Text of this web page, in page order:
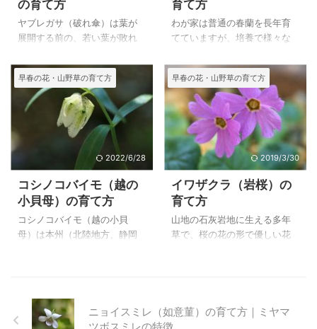
を長いこと楽しんでいます。
上のムスカリは、自宅で２０
１７年４月１３日に撮影した
育て方 ムスカリ ２００７年
４月７日 撮影 栽培品 和
名 ム ...
て自生している範囲の広い、
アオノツガザクラは月山と草
津芳ヶ平湿原で写しています
かの山でも見たような思いも
あり懐かしい花です。 また、
草津芳ヶ平湿原ではツガザク
ラも写していま ...
の育て方
ヤブレガサ（破れ傘）は葉が
展開する前の、若い葉が敗れ
を鑑賞することが多いようで
す。 自生地は雑木林の斜面の
ようなところなので、水持ち
と水はけを考えて夏は涼しい
場所が最適です。 広葉樹の下
などに植えると春の目出しの
時の姿が風流があって素敵で
す。鉢での栽培は持ち運びが
できるので適切な場所に移動
ができるのが利点です。 上の
ヤブレガサ（破れ傘）は、自
宅で２００４年４月９日に撮
品 和 ...
育て方
わが家は普通の春蘭を長年育
てていますが、培養で様々な
の花が愛好家の間で栽培され
ています。 東洋ランの中でも
春蘭は日本でよく見かける花
で、特に和風の庭に合うため
に植えられていたのを、子供
のころから見ていました。 し
かし、それほど殖えるもので
はないようで、大株になった
ものはあまり見たことがあり
ません。鉢植えは３年に一度
は植え替えるようですが、庭
植で植え替えなしで育ててい
徴と育て方 ...
早春の花・山野草の育て方
2022/6/28
コシノコバイモ（越の
小貝母）の育て方
コシノコバイモ（越の小貝
母）は本州（北陸地方、静岡
状突起があるのが特徴です。
コバイモの仲間は絶滅危惧種
早春の花・山野草の育て方
2019/3/30
イワザクラ（岩桜）の
育て方
山地の石灰岩地に生える多年
草で、桜の花の形で優しい花
てみましたが、わが家は変わ
りがないようでした。 家の東
ニョイスミレ（如意菫）の育て方｜ミヤマ